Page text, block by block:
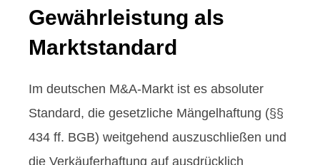
Gewährleistung als
Marktstandard
Im deutschen M&A-Markt ist es absoluter
Standard, die gesetzliche Mängelhaftung (§§
434 ff. BGB) weitgehend auszuschließen und
die Verkäuferhaftung auf ausdrücklich